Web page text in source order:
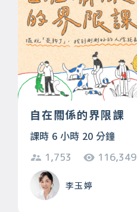
自在關係的界限課
課時 6 小時 20 分鐘
1,753 116,349
李玉婷